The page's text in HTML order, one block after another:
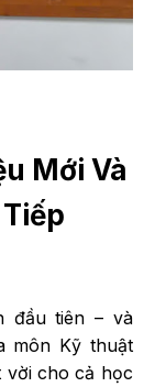
Mới Và
đầu tiên – và
môn Kỹ thuật
vời cho cả học